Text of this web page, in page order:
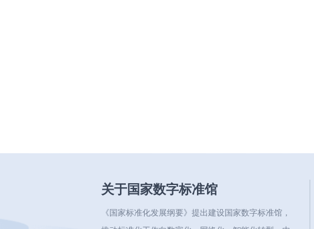
关于国家数字标准馆
《国家标准化发展纲要》提出建设国家数字标准馆，